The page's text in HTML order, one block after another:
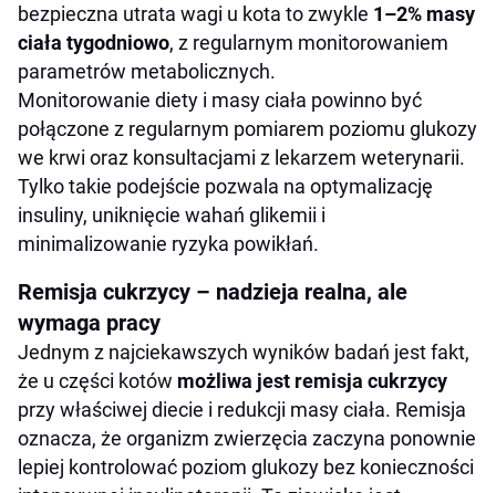
bezpieczna utrata wagi u kota to zwykle 1–2% masy
ciała tygodniowo, z regularnym monitorowaniem
parametrów metabolicznych.
Monitorowanie diety i masy ciała powinno być
połączone z regularnym pomiarem poziomu glukozy
we krwi oraz konsultacjami z lekarzem weterynarii.
Tylko takie podejście pozwala na optymalizację
insuliny, uniknięcie wahań glikemii i
minimalizowanie ryzyka powikłań.
Remisja cukrzycy – nadzieja realna, ale
wymaga pracy
Jednym z najciekawszych wyników badań jest fakt,
że u części kotów możliwa jest remisja cukrzycy
przy właściwej diecie i redukcji masy ciała. Remisja
oznacza, że organizm zwierzęcia zaczyna ponownie
lepiej kontrolować poziom glukozy bez konieczności